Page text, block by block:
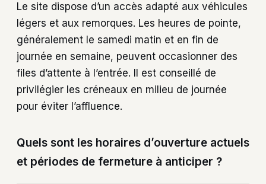
Le site dispose d’un accès adapté aux véhicules
légers et aux remorques. Les heures de pointe,
généralement le samedi matin et en fin de
journée en semaine, peuvent occasionner des
files d’attente à l’entrée. Il est conseillé de
privilégier les créneaux en milieu de journée
pour éviter l’affluence.
Quels sont les horaires d’ouverture actuels
et périodes de fermeture à anticiper ?